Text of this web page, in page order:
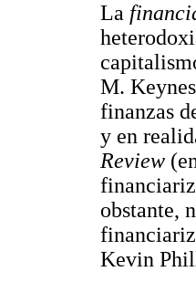
La
M.
finanzas
y en
Review
obstante,
Kevin